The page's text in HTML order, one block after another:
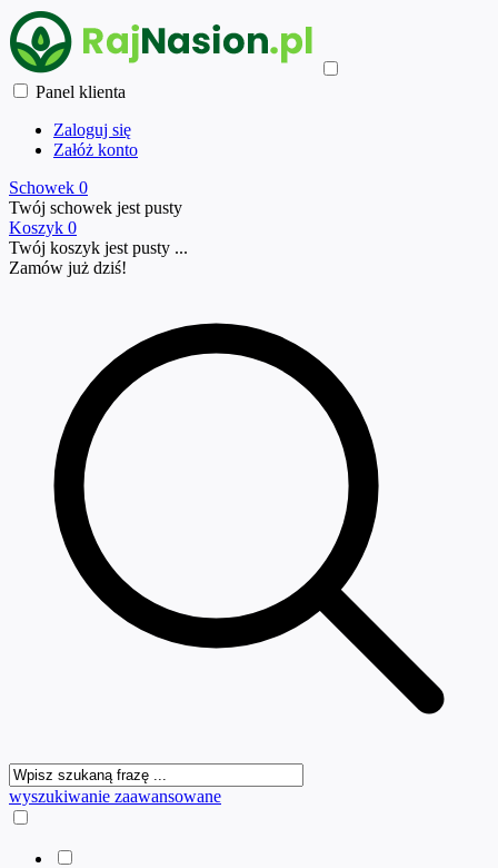
Panel klienta
Zaloguj się
Załóż konto
Schowek 0
Twój schowek jest pusty
Koszyk 0
Twój koszyk jest pusty ...
Zamów już dziś!
wyszukiwanie zaawansowane